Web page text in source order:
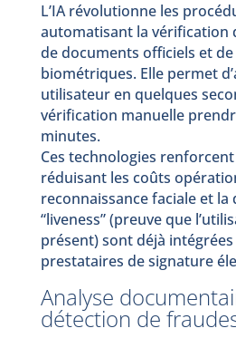
L’IA révolutionne les
automatisant la vérification
de documents officiels et
biométriques. Elle permet
utilisateur en quelques
vérification manuelle
minutes.
Ces technologies
réduisant les coûts
reconnaissance faciale et la
“liveness” (preuve que
présent) sont déjà
prestataires de signature
Analyse
détection de